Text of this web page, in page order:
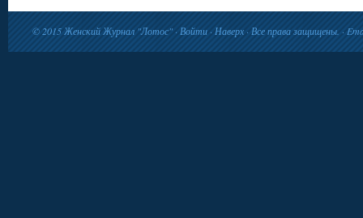
© 2015Женский Журнал "Лотос"·Войти·Наверх · Все права защищены. ·